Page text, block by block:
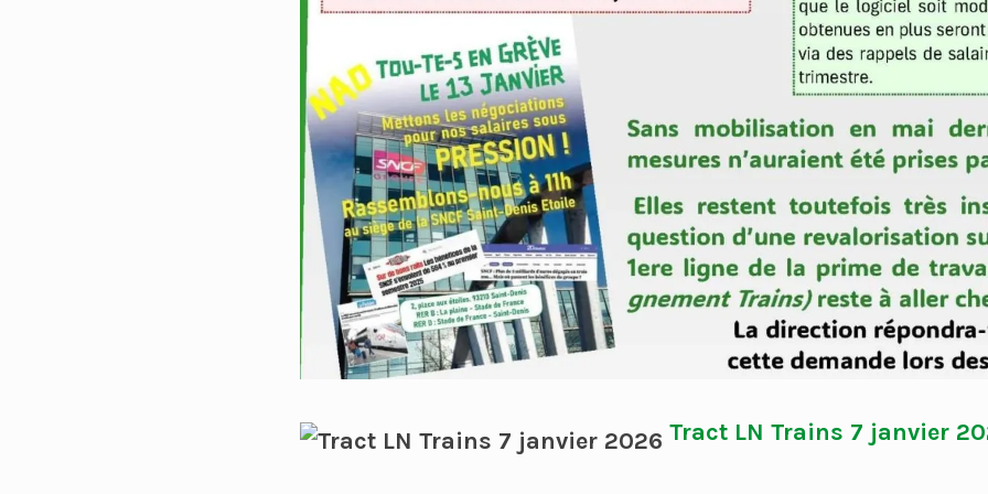
Tract LN Trains 7 janvier